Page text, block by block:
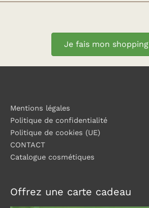
Je fais mon shopping
Mentions légales
Politique de confidentialité
Politique de cookies (UE)
CONTACT
Catalogue cosmétiques
Offrez une carte cadeau